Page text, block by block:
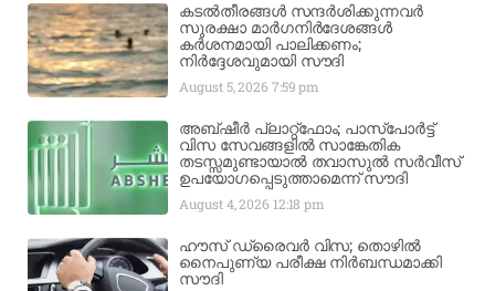
കടൽതീരങ്ങൾ സന്ദർശിക്കുന്നവർ
സുരക്ഷാ മാർഗനിർദേശങ്ങൾ
കർശനമായി പാലിക്കണം;
നിർദ്ദേശവുമായി സൗദി
August 5, 2026 7:59 pm
അബ്ഷീർ പ്ലാറ്റ്‌ഫോം; പാസ്‌പോർട്ട്
വിസ സേവങ്ങളിൽ സാങ്കേതിക
തടസ്സമുണ്ടായാൽ തവാസുൽ സർവീസ്
ഉപയോഗപ്പെടുത്താമെന്ന് സൗദി
August 4, 2026 12:18 pm
ഹൗസ് ഡ്രൈവർ വിസ; തൊഴിൽ
നൈപുണ്യ പരീക്ഷ നിർബന്ധമാക്കി
സൗദി